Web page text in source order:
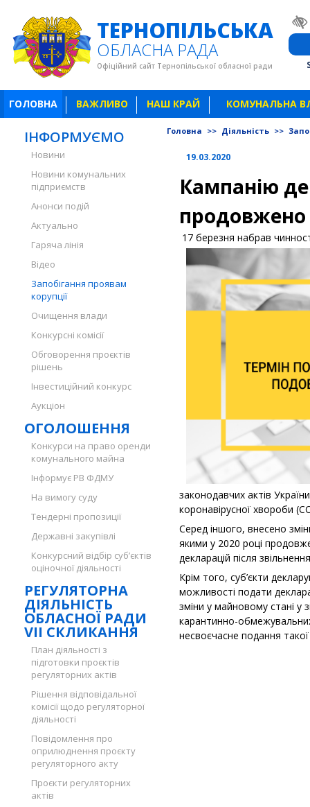
ТЕРНОПІЛЬСЬКА
ОБЛАСНА РАДА
Офіційний сайт Тернопільської обласної ради
ГОЛОВНА ВАЖЛИВО НАШ КРАЙ КОМУНАЛЬНА
ІНФОРМУЄМО
Новини
Новини комунальних
підприємств
Анонси подій
Актуально
Гаряча лінія
Відео
Запобігання проявам
корупції
Очищення влади
Конкурсні комісії
Обговорення проєктів
рішень
Інвестиційний конкурс
Аукціон
ОГОЛОШЕННЯ
Конкурси на право оренди
комунального майна
Інформує РВ ФДМУ
На вимогу суду
Тендерні пропозиції
Державні закупівлі
Конкурсний відбір суб’єктів
оціночної діяльності
РЕГУЛЯТОРНА
ДІЯЛЬНІСТЬ
ОБЛАСНОЇ РАДИ
VII СКЛИКАННЯ
План діяльності з
підготовки проєктів
регуляторних актів
Рішення відповідальної
комісії щодо регуляторної
діяльності
Повідомлення про
оприлюднення проєкту
регуляторного акту
Проєкти регуляторних
актів
Головна >> Діяльність >>
19.03.2020
Кампанію
продовжено
17 березня набрав
законодавчих актів
коронавірусної хвороби
Серед іншого, внесено
якими у 2020 році
декларацій після
Крім того, суб’єкти
можливості подати
зміни у майновому стані у
карантинно-обмежувальних
несвоєчасне подання